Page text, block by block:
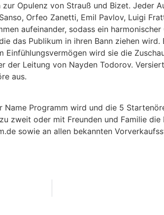
Opulenz von Strauß und Bizet. Jeder
Orfeo Zanetti, Emil Pavlov, Luigi
aufeinander, sodass ein
das Publikum in ihren Bann ziehen
wird sie die
der Leitung von Nayden Todorov.
aus.
Programm wird und die 5
zweit oder mit Freunden und Familie
sowie an allen bekannten